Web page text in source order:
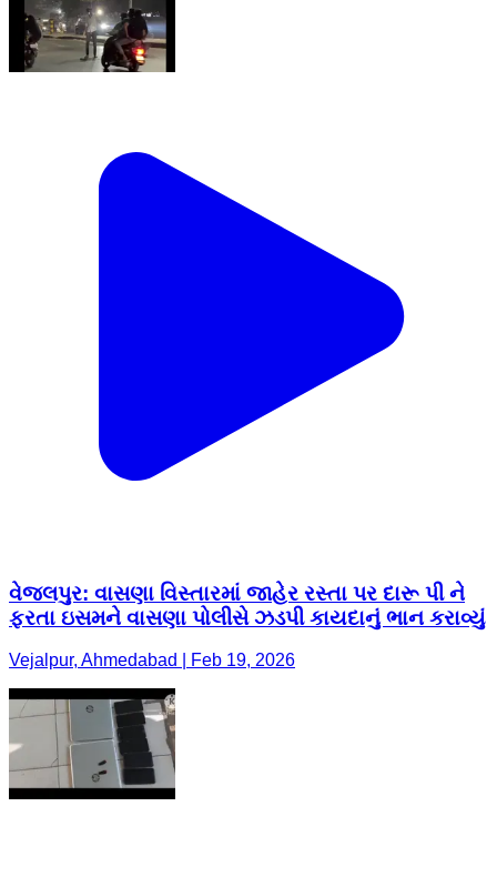
વેજલપુર: વાસણા વિસ્તારમાં જાહેર રસ્તા પર દારૂ પી ને
ફરતા ઇસમને વાસણા પોલીસે ઝડપી કાયદાનું ભાન કરાવ્યું
Vejalpur, Ahmedabad | Feb 19, 2026